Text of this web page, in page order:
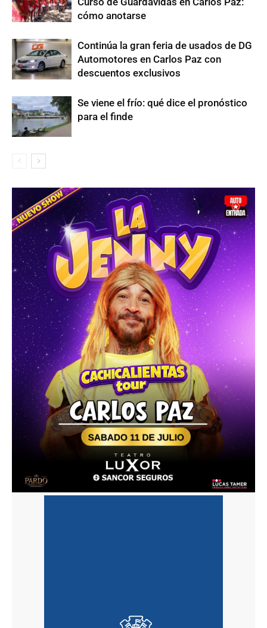
cómo anotarse
Continúa la gran feria de usados de DG
Automotores en Carlos Paz con
descuentos exclusivos
Se viene el frío: qué dice el pronóstico
para el finde